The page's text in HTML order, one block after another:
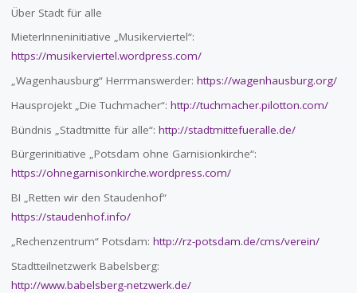
Über Stadt für alle
MieterInneninitiative „Musikerviertel“:
https://musikerviertel.wordpress.com/
„Wagenhausburg“ Herrmanswerder: https://wagenhausburg.org/
Hausprojekt „Die Tuchmacher“: http://tuchmacher.pilotton.com/
Bündnis „Stadtmitte für alle“: http://stadtmittefueralle.de/
Bürgerinitiative „Potsdam ohne Garnisionkirche“:
https://ohnegarnisonkirche.wordpress.com/
BI „Retten wir den Staudenhof“
https://staudenhof.info/
„Rechenzentrum“ Potsdam: http://rz-potsdam.de/cms/verein/
Stadtteilnetzwerk Babelsberg:
http://www.babelsberg-netzwerk.de/